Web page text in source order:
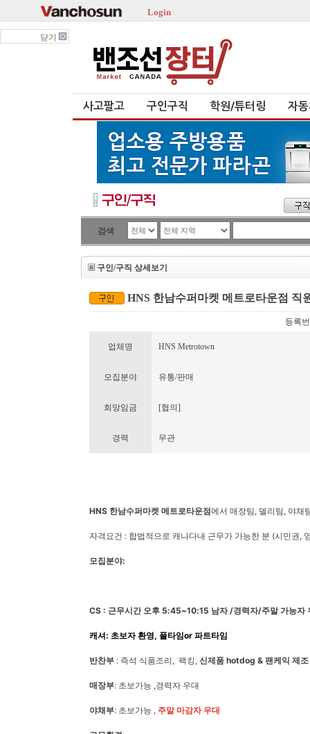
Login
닫기
사고팔고 구인구직 학원/튜터링 자
검색
구인/구직 상세보기
HNS 한남수퍼마켓 메트로타운점 직
등록
업체명 HNS Metrotown
모집분야 유통/판매
희망임금 [협의]
경력 무관
HNS 한남수퍼마켓 메트로타운점에서 매장팀, 델리팀, 야채
자격요건 : 합법적으로 캐나다내 근무가 가능한 분 (시민권,
모집분야:
CS : 근무시간 오후 5:45~10:15 남자 /경력자/주말 가능자
캐셔: 초보자 환영, 풀타임or 파트타임
반찬부 : 즉석 식품조리, 팩킹, 신제품 hotdog & 팬케익 제
매장부: 초보가능 ,경력자 우대
야채부: 초보가능 , 주말 마감자 우대